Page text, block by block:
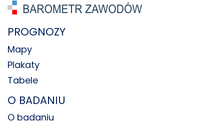
PROGNOZY
Mapy
Plakaty
Tabele
O BADANIU
O badaniu